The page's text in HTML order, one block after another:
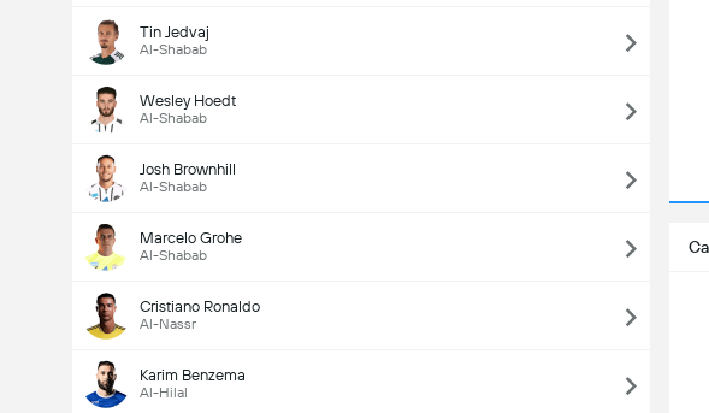
Tin Jedvaj
Al-Shabab
Wesley Hoedt
Al-Shabab
Josh Brownhill
Al-Shabab
Marcelo Grohe
Al-Shabab
Cristiano Ronaldo
Al-Nassr
Karim Benzema
Al-Hilal